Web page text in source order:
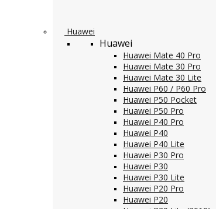
Huawei
Huawei
Huawei Mate 40 Pro
Huawei Mate 30 Pro
Huawei Mate 30 Lite
Huawei P60 / P60 Pro
Huawei P50 Pocket
Huawei P50 Pro
Huawei P40 Pro
Huawei P40
Huawei P40 Lite
Huawei P30 Pro
Huawei P30
Huawei P30 Lite
Huawei P20 Pro
Huawei P20